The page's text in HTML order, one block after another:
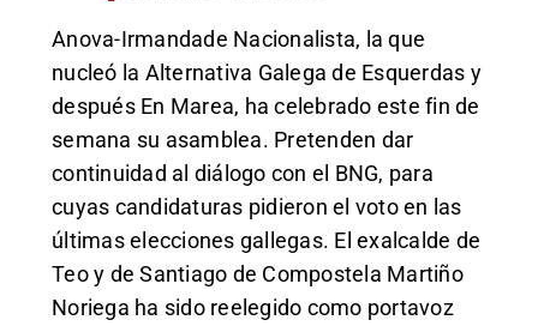
Anova-Irmandade Nacionalista, la que
nucleó la Alternativa Galega de Esquerdas y
después En Marea, ha celebrado este fin de
semana su asamblea. Pretenden dar
continuidad al diálogo con el BNG, para
cuyas candidaturas pidieron el voto en las
últimas elecciones gallegas. El exalcalde de
Teo y de Santiago de Compostela Martiño
Noriega ha sido reelegido como portavoz